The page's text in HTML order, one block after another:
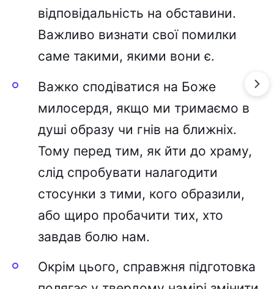
відповідальність на обставини.
Важливо визнати свої помилки
саме такими, якими вони є.
Важко сподіватися на Боже
милосердя, якщо ми тримаємо в
душі образу чи гнів на ближніх.
Тому перед тим, як йти до храму,
слід спробувати налагодити
стосунки з тими, кого образили,
або щиро пробачити тих, хто
завдав болю нам.
Окрім цього, справжня підготовка